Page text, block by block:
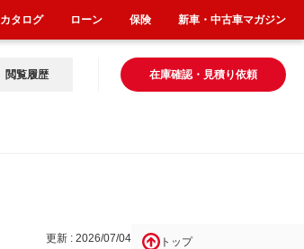
在庫確認・見積り依頼
閲覧履歴
更新 : 2026/07/04 トップ
カタログ ローン 保険 新車・中古車マガジン